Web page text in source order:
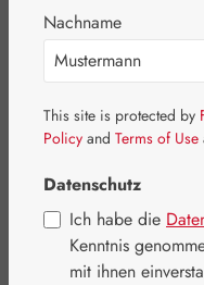
Nachname
This site is protected by
Policy and Terms of Use
Datenschutz
Ich habe die
Kenntnis
mit ihnen